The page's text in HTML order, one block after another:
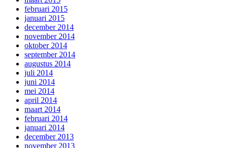
februari 2015
januari 2015
december 2014
november 2014
oktober 2014
september 2014
augustus 2014
juli 2014
juni 2014
mei 2014
april 2014
maart 2014
februari 2014
januari 2014
december 2013
november 2013